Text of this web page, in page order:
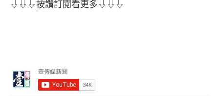
⇩⇩⇩按讚訂閱看更多⇩⇩⇩